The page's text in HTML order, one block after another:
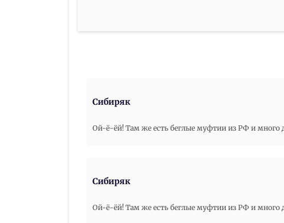
Сибиряк
Ой-ё-ёй! Там же есть беглые муфтии из РФ и много
Сибиряк
Ой-ё-ёй! Там же есть беглые муфтии из РФ и много